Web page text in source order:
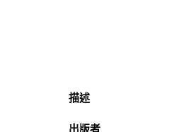
描述
出版者